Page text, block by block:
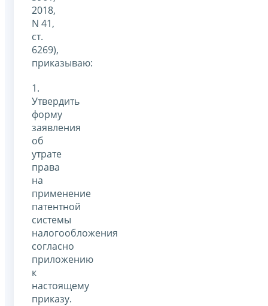
2018,
N 41,
ст.
6269),
приказываю:
1.
Утвердить
форму
заявления
об
утрате
права
на
применение
патентной
системы
налогообложения
согласно
приложению
к
настоящему
приказу.